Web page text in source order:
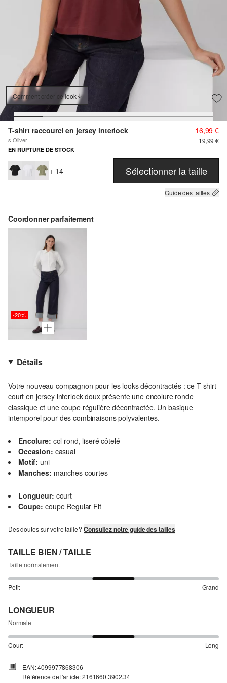
Comment créer ce look
T-shirt raccourci en jersey interlock
s.Oliver
16,99 €
19,99 €
EN RUPTURE DE STOCK
+ 14 Sélectionner la taille
Guide des tailles
Coordonner parfaitement
-20%
Détails
Votre nouveau compagnon pour les looks décontractés : ce T-shirt
court en jersey interlock doux présente une encolure ronde
classique et une coupe régulière décontractée. Un basique
intemporel pour des combinaisons polyvalentes.
Encolure: col rond, liseré côtelé
Occasion: casual
Motif: uni
Manches: manches courtes
Longueur: court
Coupe: coupe Regular Fit
Des doutes sur votre taille ?Consultez notre guide des tailles
TAILLE BIEN / TAILLE
Taille normalement
Petit Grand
LONGUEUR
Normale
Court Long
EAN: 4099977868306
Référence de l'article: 2161660.3902.34